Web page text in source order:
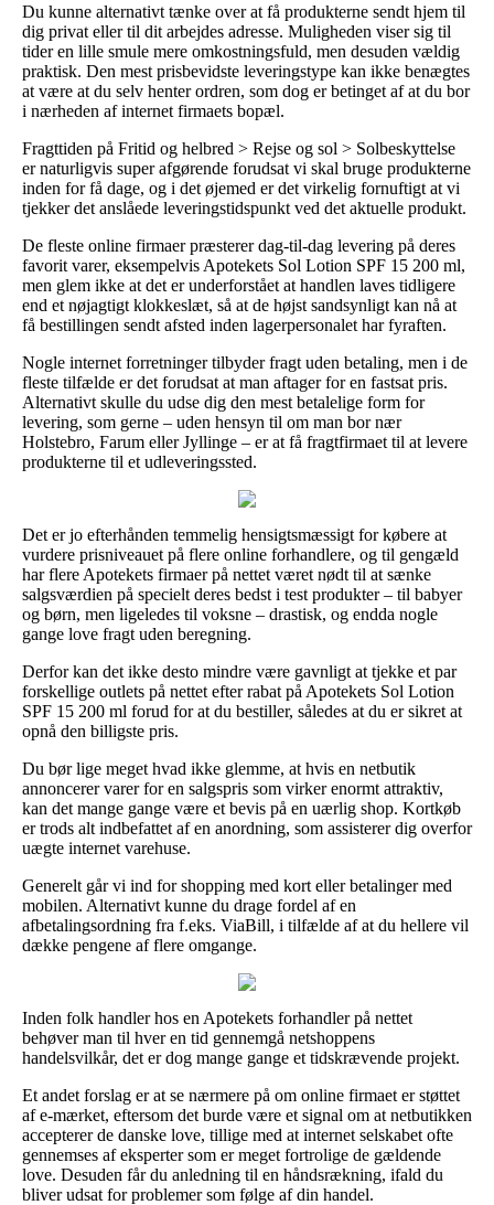
Du kunne alternativt tænke over at få produkterne sendt hjem til
dig privat eller til dit arbejdes adresse. Muligheden viser sig til
tider en lille smule mere omkostningsfuld, men desuden vældig
praktisk. Den mest prisbevidste leveringstype kan ikke benægtes
at være at du selv henter ordren, som dog er betinget af at du bor
i nærheden af internet firmaets bopæl.
Fragttiden på Fritid og helbred > Rejse og sol > Solbeskyttelse
er naturligvis super afgørende forudsat vi skal bruge produkterne
inden for få dage, og i det øjemed er det virkelig fornuftigt at vi
tjekker det anslåede leveringstidspunkt ved det aktuelle produkt.
De fleste online firmaer præsterer dag-til-dag levering på deres
favorit varer, eksempelvis Apotekets Sol Lotion SPF 15 200 ml,
men glem ikke at det er underforstået at handlen laves tidligere
end et nøjagtigt klokkeslæt, så at de højst sandsynligt kan nå at
få bestillingen sendt afsted inden lagerpersonalet har fyraften.
Nogle internet forretninger tilbyder fragt uden betaling, men i de
fleste tilfælde er det forudsat at man aftager for en fastsat pris.
Alternativt skulle du udse dig den mest betalelige form for
levering, som gerne – uden hensyn til om man bor nær
Holstebro, Farum eller Jyllinge – er at få fragtfirmaet til at levere
produkterne til et udleveringssted.
Det er jo efterhånden temmelig hensigtsmæssigt for købere at
vurdere prisniveauet på flere online forhandlere, og til gengæld
har flere Apotekets firmaer på nettet været nødt til at sænke
salgsværdien på specielt deres bedst i test produkter – til babyer
og børn, men ligeledes til voksne – drastisk, og endda nogle
gange love fragt uden beregning.
Derfor kan det ikke desto mindre være gavnligt at tjekke et par
forskellige outlets på nettet efter rabat på Apotekets Sol Lotion
SPF 15 200 ml forud for at du bestiller, således at du er sikret at
opnå den billigste pris.
Du bør lige meget hvad ikke glemme, at hvis en netbutik
annoncerer varer for en salgspris som virker enormt attraktiv,
kan det mange gange være et bevis på en uærlig shop. Kortkøb
er trods alt indbefattet af en anordning, som assisterer dig overfor
uægte internet varehuse.
Generelt går vi ind for shopping med kort eller betalinger med
mobilen. Alternativt kunne du drage fordel af en
afbetalingsordning fra f.eks. ViaBill, i tilfælde af at du hellere vil
dække pengene af flere omgange.
Inden folk handler hos en Apotekets forhandler på nettet
behøver man til hver en tid gennemgå netshoppens
handelsvilkår, det er dog mange gange et tidskrævende projekt.
Et andet forslag er at se nærmere på om online firmaet er støttet
af e-mærket, eftersom det burde være et signal om at netbutikken
accepterer de danske love, tillige med at internet selskabet ofte
gennemses af eksperter som er meget fortrolige de gældende
love. Desuden får du anledning til en håndsrækning, ifald du
bliver udsat for problemer som følge af din handel.